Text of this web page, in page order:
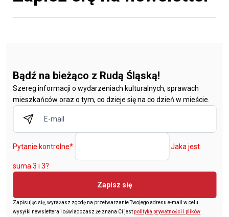
Bądź na bieżąco z Rudą Śląską!
Szereg informacji o wydarzeniach kulturalnych, sprawach
mieszkańców oraz o tym, co dzieje się na co dzień w mieście.
Pytanie kontrolne* Jaka jest
suma 3 i 3?
Zapisz się
Zapisując się, wyrażasz zgodę na przetwarzanie Twojego adresu e-mail w celu
wysyłki newslettera i oświadczasz że znana Ci jestpolityka prywatności i plików